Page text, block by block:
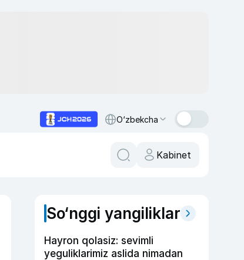
O‘zbekcha
Kabinet
So‘nggi yangiliklar
Hayron qolasiz: sevimli
yeguliklarimiz aslida nimadan